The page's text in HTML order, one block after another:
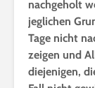
nachgeholt
jeglichen
Tage nicht
zeigen und
diejenigen,